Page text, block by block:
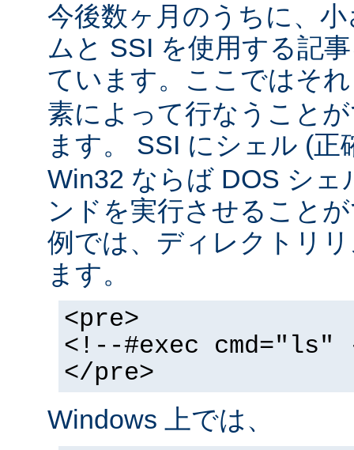
今後数ヶ月のうちに、
ムと SSI を使用する記
ています。ここではそ
素によって行なうこと
ます。 SSI にシェル (
Win32 ならば DOS シェ
ンドを実行させること
例では、ディレクトリ
ます。
<pre>
<!--#exec cmd="ls"
</pre>
Windows 上では、